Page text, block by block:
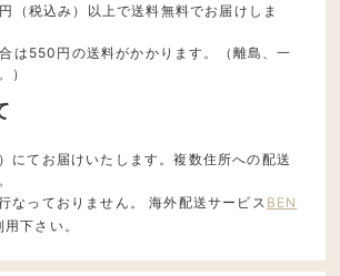
（税込み）以上で送料無料でお届けしま
は550円の送料がかかります。（離島、一
）
にてお届けいたします。複数住所への配送
なっておりません。 海外配送サービス BEN
下さい。